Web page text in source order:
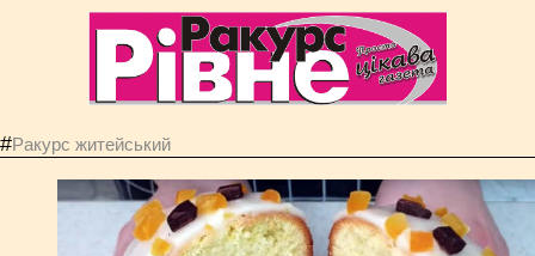
#Ракурс житейський